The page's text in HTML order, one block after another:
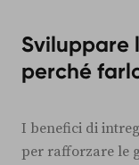
Sviluppare
perché
I benefici di
per rafforzare le